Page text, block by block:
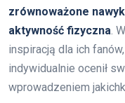
zrównoważone
aktywność fizyczna .
inspiracją dla ich
indywidualnie ocenił
wprowadzeniem